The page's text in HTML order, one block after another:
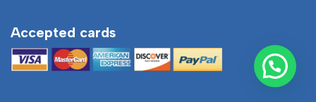
Accepted cards